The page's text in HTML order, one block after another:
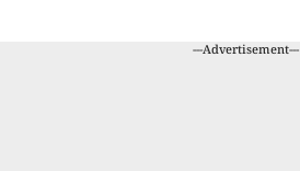
---Advertisement---